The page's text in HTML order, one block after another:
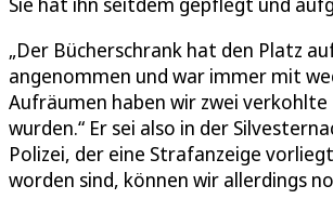
„Der Bücherschrank hat den Platz
angenommen und war immer mit
Aufräumen haben wir zwei
wurden.“ Er sei also in der
Polizei, der eine Strafanzeige
worden sind, können wir allerdings